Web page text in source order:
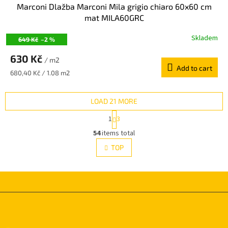
649 Kč –2 %
Marconi Dlažba Marconi Mila grigio chiaro 60x60 cm
mat MILA60GRC
Skladem
630 Kč / m2
Measure
680,40 Kč / 1.08 m2
Add to cart
L
i
s
t
c
LOAD 21 MORE
P
a
g
i
n
a
i
n
1 3
54items total
TOP